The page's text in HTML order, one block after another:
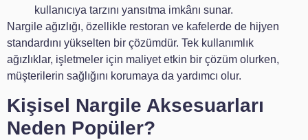
kullanıcıya tarzını yansıtma imkânı sunar.
Nargile ağızlığı, özellikle restoran ve kafelerde de hijyen
standardını yükselten bir çözümdür. Tek kullanımlık
ağızlıklar, işletmeler için maliyet etkin bir çözüm olurken,
müşterilerin sağlığını korumaya da yardımcı olur.
Kişisel Nargile Aksesuarları
Neden Popüler?